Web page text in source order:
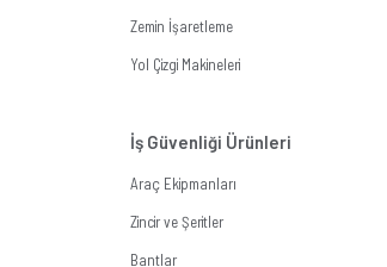
Zemin İşaretleme
Yol Çizgi Makineleri
İş Güvenliği Ürünleri
Araç Ekipmanları
Zincir ve Şeritler
Bantlar